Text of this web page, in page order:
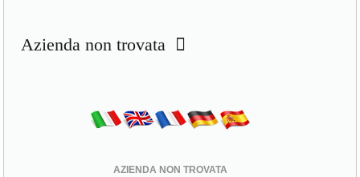
Azienda non trovata
AZIENDA NON TROVATA